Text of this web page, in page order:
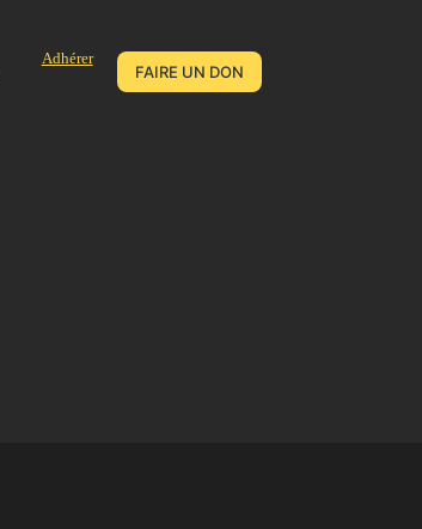
Adhérer
FAIRE UN DON